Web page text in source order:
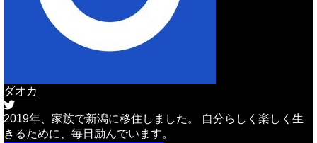
ダオカ
2019年、家族で新潟に移住しました。 自分らしく楽しく生
きるために、毎日励んでいます。